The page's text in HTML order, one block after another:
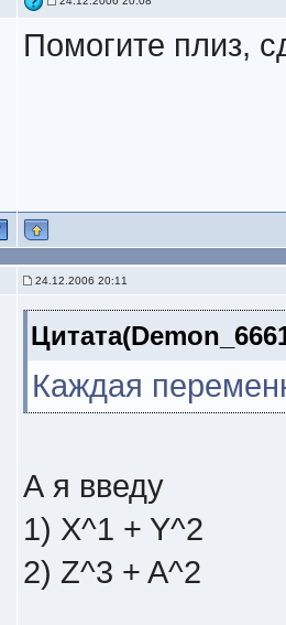
Помогите плиз,
24.12.2006 20:11
Каждая
А я введу
1) X^1 + Y^2
2) Z^3 + A^2